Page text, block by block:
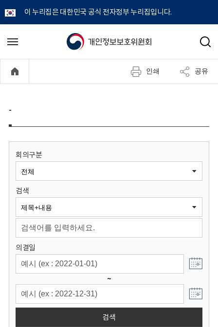
이 누리집은 대한민국 공식 전자정부 누리집입니다.
개
정
보
원
회
메
기
검
인쇄 공유
-
회의구분
검색
의결일
~
검색